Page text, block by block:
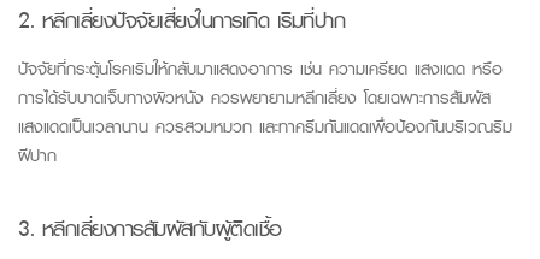
2. หลีกเลี่ยงปัจจัยเสี่ยงในการเกิด เริมที่ปาก
ปัจจัยที่กระตุ้นโรคเริมให้กลับมาแสดงอาการ เช่น ความเครียด แสงแดด หรือ
การได้รับบาดเจ็บทางผิวหนัง ควรพยายามหลีกเลี่ยง โดยเฉพาะการสัมผัส
แสงแดดเป็นเวลานาน ควรสวมหมวก และทาครีมกันแดดเพื่อป้องกันบริเวณริม
ฝีปาก
3. หลีกเลี่ยงการสัมผัสกับผู้ติดเชื้อ